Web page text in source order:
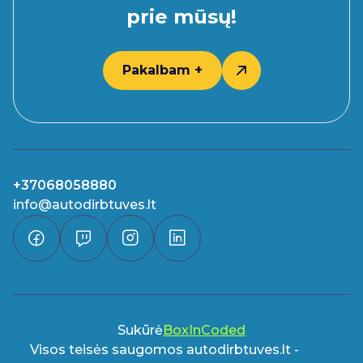
prie mūsų!
Pakalbam +
+37068058880
info@autodirbtuves.lt
SukūrėBoxInCoded
Visos teisės saugomos autodirbtuves.lt -